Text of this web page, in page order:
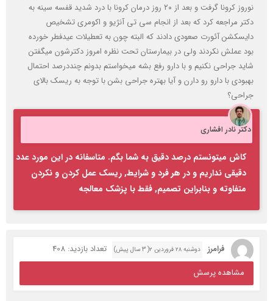
نوروز کرونا گرفت و بعد از ۲۰ روز درمان کرونا با درد شدید قفسه سینه به
دکتر مراجعه کرد که بعد از انجام سی تی آنژیو و اکومری تشخیص
دایسکشن آئورت صعودی دادند که البته چون به تعطیلات عیدفطر خورده
بود عملش نکردند ولی در بیمارستان تحت نظره امروز دکترشون میگفتن
شاید جراحی نکنیم و با دارو رفع بشه میخواستم بدونم چنددرصد احتمال
بهبودی با دارو رو دارن و آیا بهتره جراحی بشن با توجه به ریسک بالای
جراحی؟
دکتر نادر افشاری
کاش میتونستم درصد دقیق به شما بگم. متاسفانه در این مورد عدد
دقیقی نداریم و در هر فرد و شرایط, ریسک عمل کردن و نکردن
متفاوته و بنابراین تصمیم, فقط با پزشک معالجه
فرامرز دوشنبه ۲۸ فروردین ۲( 3 سال پیش)
تعداد بازدید: 408
مشاهده پرسش